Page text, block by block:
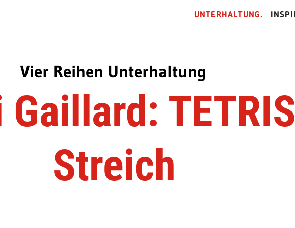
UNTERHALTUNG.
Vier Reihen Unterhaltung
Gaillard:
Streich